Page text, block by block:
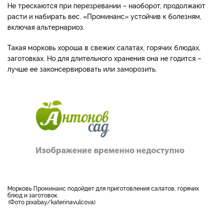
Не трескаются при перезревании – наоборот, продолжают
расти и набирать вес. «Проминанс» устойчив к болезням,
включая альтернариоз.
Такая морковь хороша в свежих салатах, горячих блюдах,
заготовках. Но для длительного хранения она не годится –
лучше ее законсервировать или заморозить.
морковь Проминанс подойдет для приготовления салатов, горячих
блюд и заготовок.
Фото pixabay/katerinavulcova